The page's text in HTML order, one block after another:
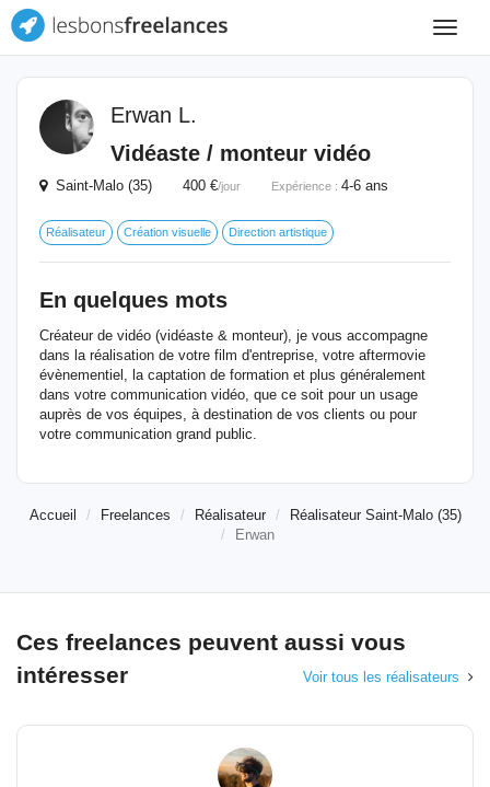
Toggle
Erwan L.
Vidéaste / monteur vidéo
Saint-Malo (35) 400 €/jour Expérience : 4-6 ans
Réalisateur Création visuelle Direction artistique
En quelques mots
Créateur de vidéo (vidéaste & monteur), je vous accompagne
dans la réalisation de votre film d'entreprise, votre aftermovie
évènementiel, la captation de formation et plus généralement
dans votre communication vidéo, que ce soit pour un usage
auprès de vos équipes, à destination de vos clients ou pour
votre communication grand public.
Accueil Freelances Réalisateur
Réalisateur Saint-Malo (35)
Erwan
Ces freelances peuvent aussi vous
intéresser
Voir tous les réalisateurs